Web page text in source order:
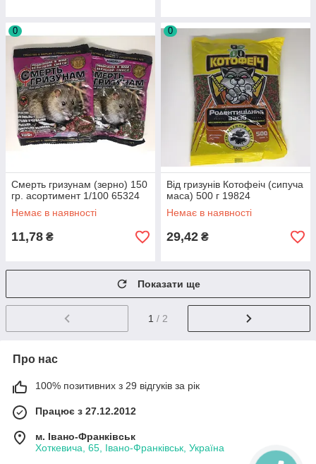
0
Смерть гризунам (зерно) 150
гр. асортимент 1/100 65324
Немає в наявності
11,78 ₴
0
Від гризунів Котофеіч (сипуча
маса) 500 г 19824
Немає в наявності
29,42 ₴
Показати ще
1 / 2
Про нас
100% позитивних з 29 відгуків за рік
Працює з 27.12.2012
м. Івано-Франківськ
Хоткевича, 65, Івано-Франківськ, Україна